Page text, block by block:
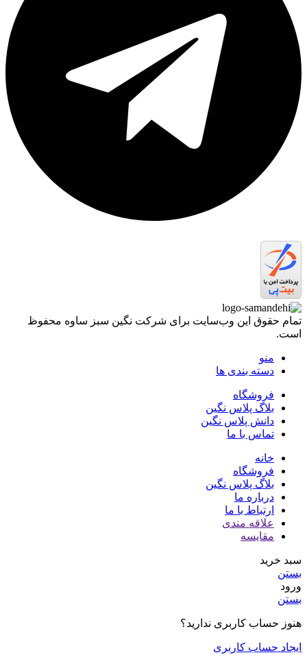
تمام حقوق اين وب‌سايت برای شرکت نگین سبز ساوه محفوظ
است.
منو
دسته بندی ها
فروشگاه
بلاگ پلاس نگین
دانش پلاس نگین
تماس با ما
خانه
فروشگاه
بلاگ پلاس نگین
درباره ما
ارتباط با ما
علاقه مندی
مقایسه
سبد خرید
بستن
ورود
بستن
هنوز حساب کاربری ندارید؟
ایجاد حساب کاربری